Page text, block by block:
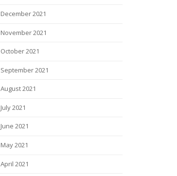
December 2021
November 2021
October 2021
September 2021
August 2021
July 2021
June 2021
May 2021
April 2021